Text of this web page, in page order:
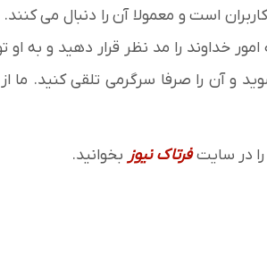
است و معمولا آن را دنبال می
خداوند را مد نظر قرار دهید و به
و آن را صرفا سرگرمی تلقی کنید.
را در سایت فرتاک نیوز بخوانید.